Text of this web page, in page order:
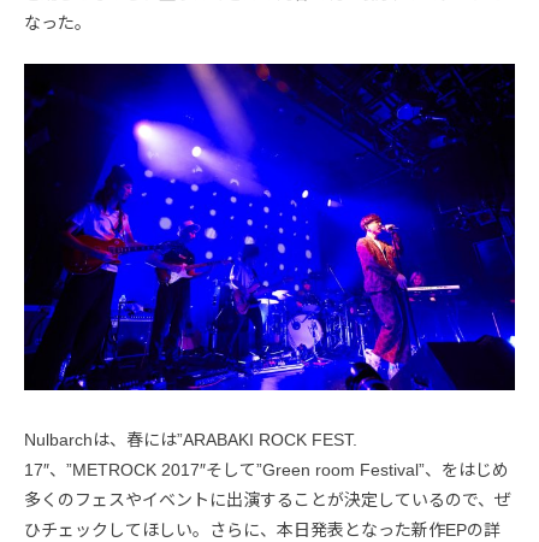
なった。
Nulbarchは、春には”ARABAKI ROCK FEST.
17″、”METROCK 2017″そして”Green room Festival”、をはじめ
多くのフェスやイベントに出演することが決定しているので、ぜ
ひチェックしてほしい。さらに、本日発表となった新作EPの詳